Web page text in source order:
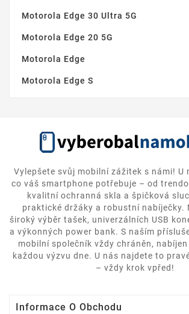
Motorola Edge 30 Ultra 5G
Motorola Edge 20 5G
Motorola Edge
Motorola Edge S
Vylepšete svůj mobilní zážitek s námi! U
co váš smartphone potřebuje – od
kvalitní ochranná skla a špičková
praktické držáky a robustní nabíječky.
široký výběr tašek, univerzálních USB
a výkonných power bank. S naším
mobilní společník vždy chráněn,
každou výzvu dne. U nás najdete to
– vždy krok vpřed!
Informace O Obchodu